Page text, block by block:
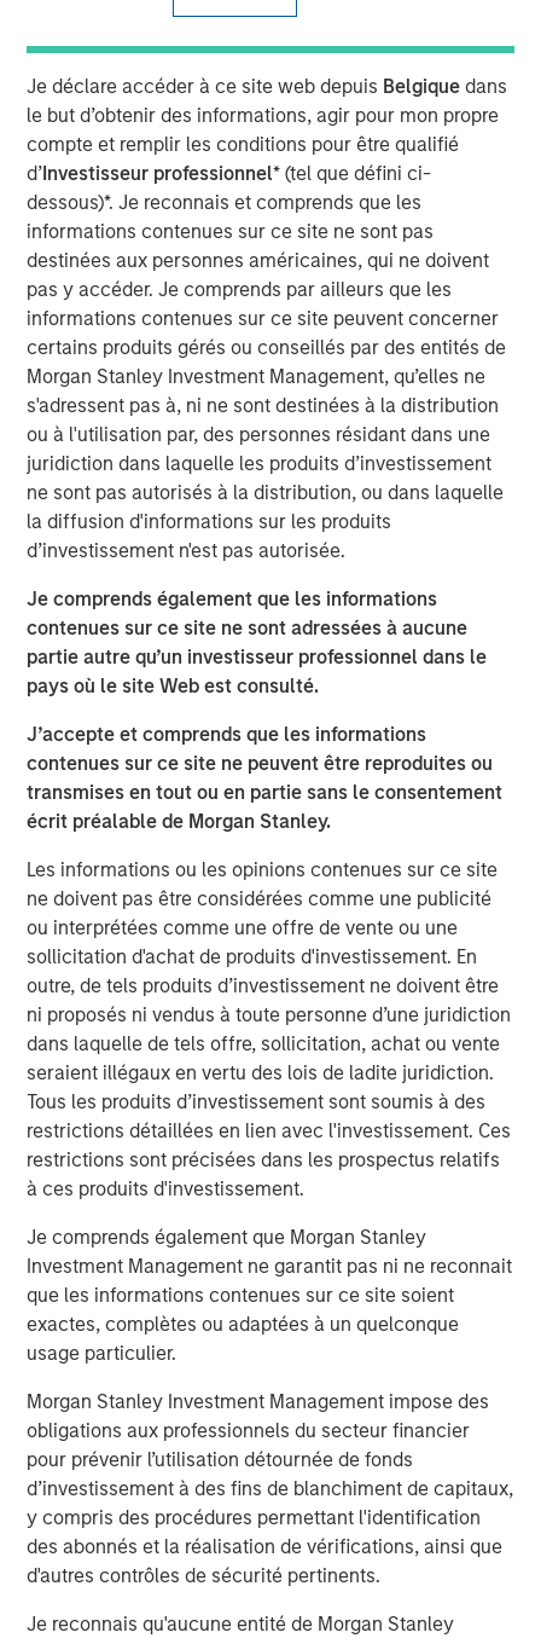
Je déclare accéder à ce site web depuis Belgique dans
le but d’obtenir des informations, agir pour mon propre
compte et remplir les conditions pour être qualifié
d’Investisseur professionnel* (tel que défini ci-
dessous)*. Je reconnais et comprends que les
informations contenues sur ce site ne sont pas
destinées aux personnes américaines, qui ne doivent
pas y accéder. Je comprends par ailleurs que les
informations contenues sur ce site peuvent concerner
certains produits gérés ou conseillés par des entités de
Morgan Stanley Investment Management, qu’elles ne
s'adressent pas à, ni ne sont destinées à la distribution
ou à l'utilisation par, des personnes résidant dans une
juridiction dans laquelle les produits d’investissement
ne sont pas autorisés à la distribution, ou dans laquelle
la diffusion d'informations sur les produits
d’investissement n'est pas autorisée.
Je comprends également que les informations
contenues sur ce site ne sont adressées à aucune
partie autre qu’un investisseur professionnel dans le
pays où le site Web est consulté.
J’accepte et comprends que les informations
contenues sur ce site ne peuvent être reproduites ou
transmises en tout ou en partie sans le consentement
écrit préalable de Morgan Stanley.
Les informations ou les opinions contenues sur ce site
ne doivent pas être considérées comme une publicité
ou interprétées comme une offre de vente ou une
sollicitation d'achat de produits d'investissement. En
outre, de tels produits d’investissement ne doivent être
ni proposés ni vendus à toute personne d’une juridiction
dans laquelle de tels offre, sollicitation, achat ou vente
seraient illégaux en vertu des lois de ladite juridiction.
Tous les produits d’investissement sont soumis à des
restrictions détaillées en lien avec l'investissement. Ces
restrictions sont précisées dans les prospectus relatifs
à ces produits d'investissement.
Je comprends également que Morgan Stanley
Investment Management ne garantit pas ni ne reconnait
que les informations contenues sur ce site soient
exactes, complètes ou adaptées à un quelconque
usage particulier.
Morgan Stanley Investment Management impose des
obligations aux professionnels du secteur financier
pour prévenir l’utilisation détournée de fonds
d’investissement à des fins de blanchiment de capitaux,
y compris des procédures permettant l'identification
des abonnés et la réalisation de vérifications, ainsi que
d'autres contrôles de sécurité pertinents.
Je reconnais qu'aucune entité de Morgan Stanley
Opportunity Optimum discusses how and where we are
finding the best investments around the world.
We believe India’s growing population and young
demographic, and its efforts to build digital, regulatory,
financial and physical infrastructure over the last decade,
will pave the way forgrowth acceleration over the next
decade.This will have significant implications for India’s
share of the global economy and equity markets.
India is home to a disproportionate number of high-
quality companies yet remains underrepresented by
equity indices. Therefore,we see a significant
opportunity for bottom-up stock picking, by owning
businesses with strong balance sheets, robust growth
and improving profitability.
Key highlights:
India is underrepresented by equity indices
Infrastructure for growth acceleration was built
over the last decade
Broadening opportunity set for bottom-up stock
Télécharger le PDF
Global Opportunity
The Global Opportunity team creates high-conviction,
concentrated portfolios of undervalued, high-quality
businesses with strategies available on a global, regional
and customizable basis.
Idées liées
ARTICLE
OPPORTUNITY NOW: Unlock a World of
Potential Through International Investing
ARTICLE
Sustainability Update
The Authors
Kristian Heugh, CFA